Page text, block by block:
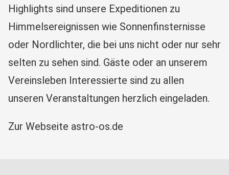
Highlights sind unsere Expeditionen zu
Himmelsereignissen wie Sonnenfinsternisse
oder Nordlichter, die bei uns nicht oder nur sehr
selten zu sehen sind. Gäste oder an unserem
Vereinsleben Interessierte sind zu allen
unseren Veranstaltungen herzlich eingeladen.
Zur Webseite astro-os.de